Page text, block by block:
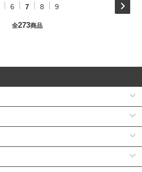
6 7 8 9
全273商品